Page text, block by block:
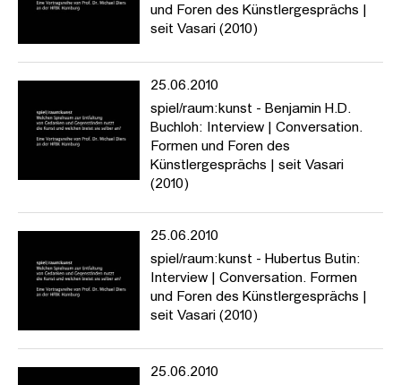
und Foren des Künstlergesprächs |
seit Vasari (2010)
25.06.2010
spiel/raum:kunst - Benjamin H.D.
Buchloh: Interview | Conversation.
Formen und Foren des
Künstlergesprächs | seit Vasari
(2010)
25.06.2010
spiel/raum:kunst - Hubertus Butin:
Interview | Conversation. Formen
und Foren des Künstlergesprächs |
seit Vasari (2010)
25.06.2010